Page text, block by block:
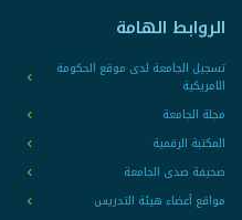
الروابط الهامة
تسجيل الجامعة لدى موقع الحكومة
الامريكية
مجلة الجامعة
المكتبة الرقمية
صحيفة صدى الجامعة
مواقع أعضاء هيئة التدريس